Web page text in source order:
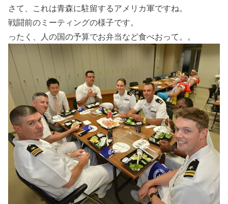
さて、これは青森に駐留するアメリカ軍ですね。
戦闘前のミーティングの様子です。
ったく、人の国の予算でお弁当など食べおって。。